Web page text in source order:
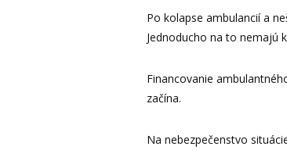
Po kolapse ambulancií a
Jednoducho na to nemajú
Financovanie
začína.
Na nebezpečenstvo